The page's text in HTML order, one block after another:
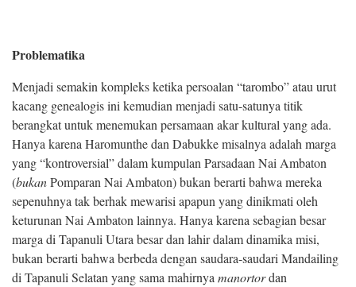
Problematika
Menjadi semakin kompleks ketika persoalan “tarombo” atau urut
kacang genealogis ini kemudian menjadi satu-satunya titik
berangkat untuk menemukan persamaan akar kultural yang ada.
Hanya karena Haromunthe dan Dabukke misalnya adalah marga
yang “kontroversial” dalam kumpulan Parsadaan Nai Ambaton
(bukanPomparan Nai Ambaton) bukan berarti bahwa mereka
sepenuhnya tak berhak mewarisi apapun yang dinikmati oleh
keturunan Nai Ambaton lainnya. Hanya karena sebagian besar
marga di Tapanuli Utara besar dan lahir dalam dinamika misi,
bukan berarti bahwa berbeda dengan saudara-saudari Mandailing
di Tapanuli Selatan yang sama mahirnya manortordan